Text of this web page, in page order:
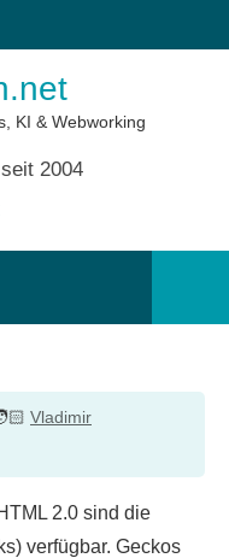
KI & Webworking
2004
Vladimir
2.0 sind die
verfügbar. Geckos